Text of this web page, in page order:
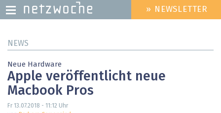
zum
HEADER
MENU
» NEWSLETTER
NEWS
Neue Hardware
Apple veröffentlicht neue
Macbook Pros
Fr 13.07.2018 - 11:12 Uhr